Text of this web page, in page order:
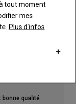
laitier
bonne qualité
tout moment
mes
Plus d'infos